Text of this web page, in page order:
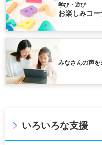
学び・遊び
お楽しみコ
みなさんの声
いろいろな支援